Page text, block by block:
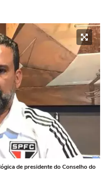
de presidente do Conselho do